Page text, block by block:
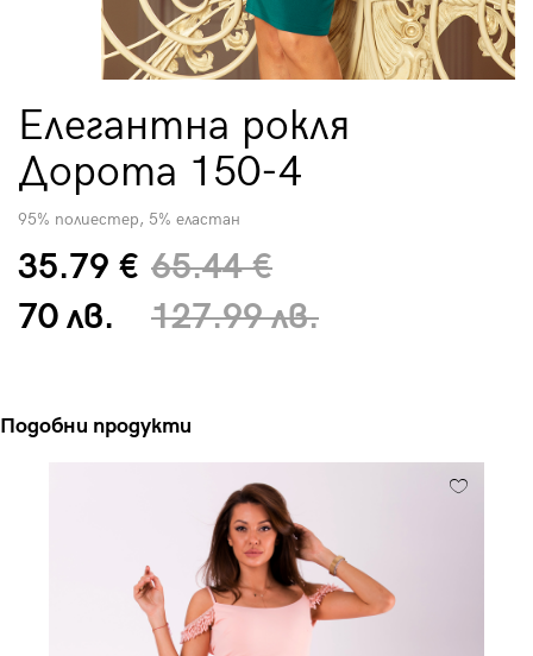
Елегантна рокля
Дорота 150-4
95% полиестер, 5% еластан
35.79 €
70 лв.
65.44 €
127.99 лв.
Подобни продукти